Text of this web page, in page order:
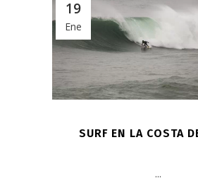
19
Ene
SURF EN LA COSTA
...